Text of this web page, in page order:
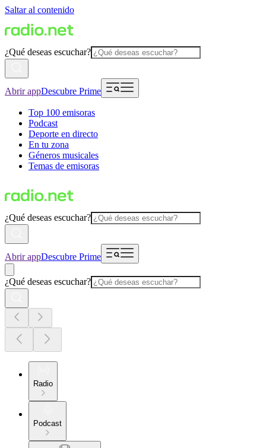
Saltar al contenido
¿Qué deseas escuchar?
Abrir appDescubre Prime
Top 100 emisoras
Podcast
Deporte en directo
En tu zona
Géneros musicales
Temas de emisoras
¿Qué deseas escuchar?
Abrir appDescubre Prime
¿Qué deseas escuchar?
Radio
Podcast